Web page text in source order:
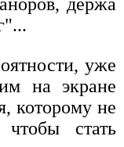
уже
на экране
которому не
чтобы стать